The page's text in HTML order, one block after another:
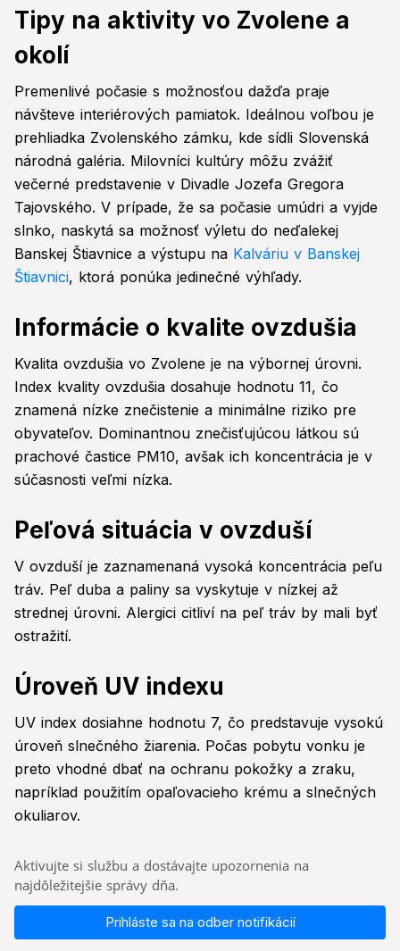
Tipy na aktivity vo Zvolene a
okolí
Premenlivé počasie s možnosťou dažďa praje
návšteve interiérových pamiatok. Ideálnou voľbou je
prehliadka Zvolenského zámku, kde sídli Slovenská
národná galéria. Milovníci kultúry môžu zvážiť
večerné predstavenie v Divadle Jozefa Gregora
Tajovského. V prípade, že sa počasie umúdri a vyjde
slnko, naskytá sa možnosť výletu do neďalekej
Banskej Štiavnice a výstupu na Kalváriu v Banskej
Štiavnici, ktorá ponúka jedinečné výhľady.
Informácie o kvalite ovzdušia
Kvalita ovzdušia vo Zvolene je na výbornej úrovni.
Index kvality ovzdušia dosahuje hodnotu 11, čo
znamená nízke znečistenie a minimálne riziko pre
obyvateľov. Dominantnou znečisťujúcou látkou sú
prachové častice PM10, avšak ich koncentrácia je v
súčasnosti veľmi nízka.
Peľová situácia v ovzduší
V ovzduší je zaznamenaná vysoká koncentrácia peľu
tráv. Peľ duba a paliny sa vyskytuje v nízkej až
strednej úrovni. Alergici citliví na peľ tráv by mali byť
ostražití.
Úroveň UV indexu
UV index dosiahne hodnotu 7, čo predstavuje vysokú
úroveň slnečného žiarenia. Počas pobytu vonku je
preto vhodné dbať na ochranu pokožky a zraku,
napríklad použitím opaľovacieho krému a slnečných
okuliarov.
Aktivujte si službu a dostávajte upozornenia na
najdôležitejšie správy dňa.
Prihláste sa na odber notifikácií